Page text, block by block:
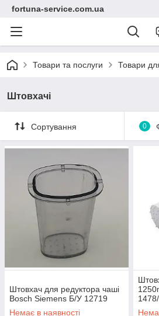
fortuna-service.com.ua
Товари та послуги Товари
Штовхачі
Сортування 0
Штовхач для редуктора чаші
Bosch Siemens Б/У 12719
Немає в наявності